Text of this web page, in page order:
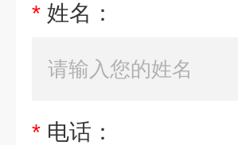
* 姓名：
* 电话：